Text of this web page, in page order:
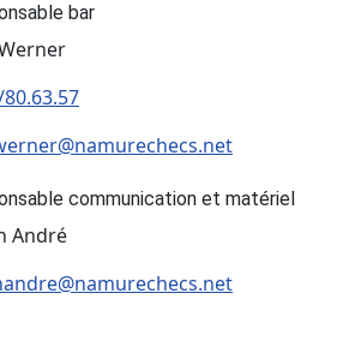
bar
communication et matériel
André